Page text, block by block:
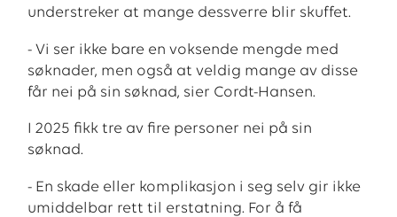
understreker at mange dessverre blir skuffet.
- Vi ser ikke bare en voksende mengde med
søknader, men også at veldig mange av disse
får nei på sin søknad, sier Cordt-Hansen.
I 2025 fikk tre av fire personer nei på sin
søknad.
- En skade eller komplikasjon i seg selv gir ikke
umiddelbar rett til erstatning. For å få